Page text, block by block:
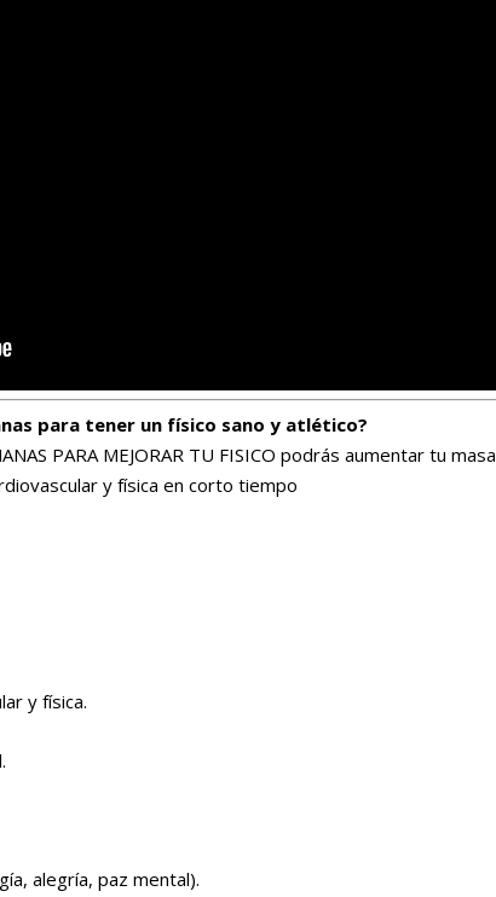
para tener un físico sano y atlético?
PARA MEJORAR TU FISICO podrás aumentar tu masa
y física en corto tiempo
y física.
alegría, paz mental).